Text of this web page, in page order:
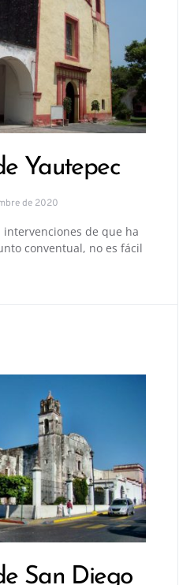
Yautepec
de 2020
intervenciones de que ha
conventual, no es fácil
San Diego